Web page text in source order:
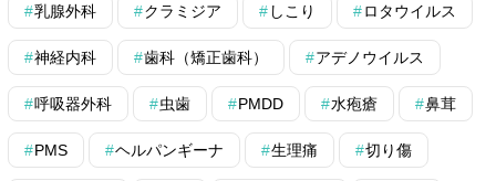
乳腺外科 クラミジア しこり ロタウイルス
神経内科 歯科（矯正歯科） アデノウイルス
呼吸器外科 虫歯 PMDD 水疱瘡 鼻茸
PMS ヘルパンギーナ 生理痛 切り傷